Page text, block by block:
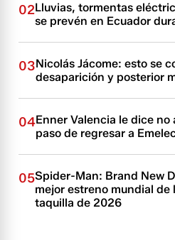
02Lluvias, tormentas
se prevén en Ecuador
03Nicolás Jácome: esto se
desaparición y posterior
04Enner Valencia le dice no
paso de regresar a
05Spider-Man: Brand New
mejor estreno mundial de
taquilla de 2026